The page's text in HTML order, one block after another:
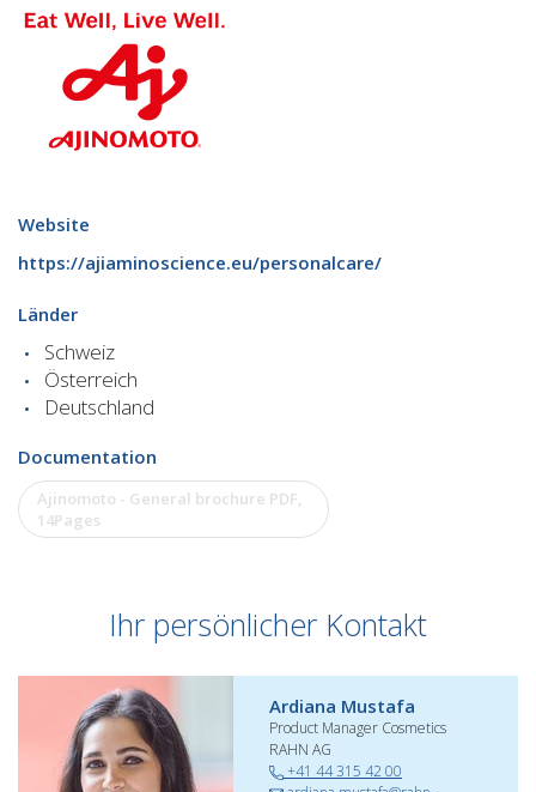
Website
https://ajiaminoscience.eu/personalcare/
Länder
Schweiz
Österreich
Deutschland
Documentation
Ajinomoto - General brochure PDF,
14Pages
Ihr persönlicher Kontakt
Ardiana Mustafa
Product Manager Cosmetics
RAHN AG
+41 44 315 42 00